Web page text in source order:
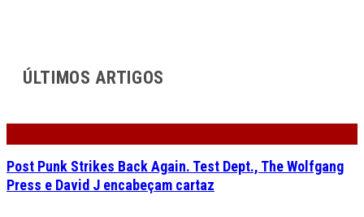
ÚLTIMOS ARTIGOS
Post Punk Strikes Back Again. Test Dept., The Wolfgang
Press e David J encabeçam cartaz